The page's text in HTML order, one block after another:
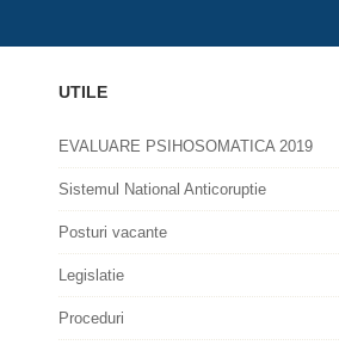
UTILE
EVALUARE PSIHOSOMATICA 2019
Sistemul National Anticoruptie
Posturi vacante
Legislatie
Proceduri